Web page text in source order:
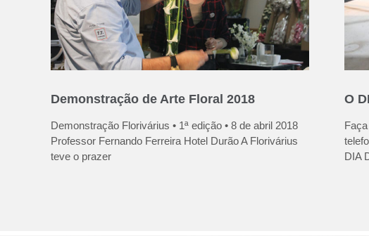
Demonstração de Arte Floral 2018
Demonstração Florivárius • 1ª edição • 8 de abril 2018
Professor Fernando Ferreira Hotel Durão A Florivárius
teve o prazer
O
DIA